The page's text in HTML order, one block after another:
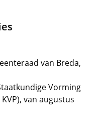
van Breda,
Vorming
van augustus